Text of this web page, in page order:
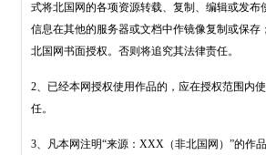
式将北国网的各项资源转载、复制、编辑或发
信息在其他的服务器或文档中作镜像复制或保
北国网书面授权。否则将追究其法律责任。
2、已经本网授权使用作品的，应在授权范围内
任。
3、凡本网注明“来源：XXX（非北国网）”的作